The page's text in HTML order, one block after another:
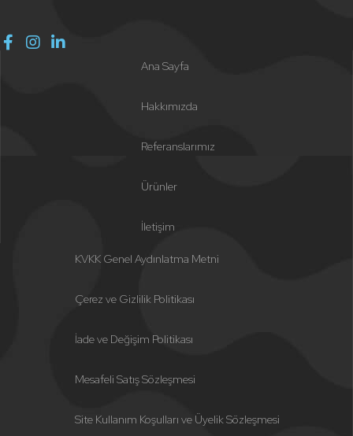
Ana Sayfa
Hakkımızda
Referanslarımız
Ürünler
İletişim
KVKK Genel Aydınlatma Metni
Çerez ve Gizlilik Politikası
İade ve Değişim Politikası
Mesafeli Satış Sözleşmesi
Site Kullanım Koşulları ve Üyelik Sözleşmesi